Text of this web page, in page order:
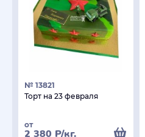
№ 13821
Торт на 23 февраля
от
2 380 Р/кг.